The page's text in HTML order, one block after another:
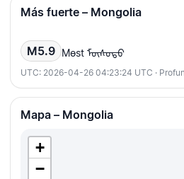
Más fuerte – Mongolia
M5.9 Mөst ᠮᠥᠰᠦᠲᠦ
UTC: 2026-04-26 04:23:24 UTC ·
Mapa – Mongolia
+
−